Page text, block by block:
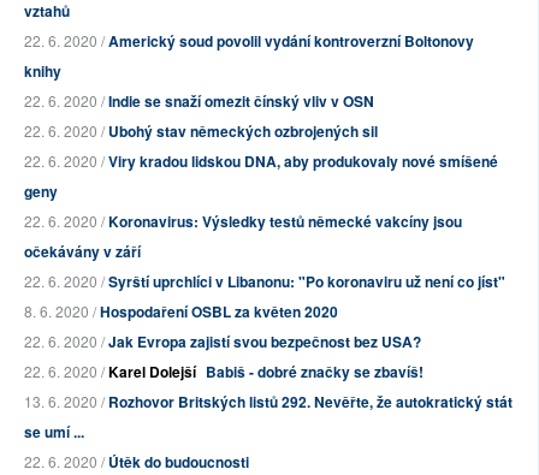
vztahů
22. 6. 2020 /Americký soud povolil vydání kontroverzní Boltonovy
knihy
22. 6. 2020 /Indie se snaží omezit čínský vliv v OSN
22. 6. 2020 /Ubohý stav německých ozbrojených sil
22. 6. 2020 /Viry kradou lidskou DNA, aby produkovaly nové smíšené
geny
22. 6. 2020 /Koronavirus: Výsledky testů německé vakcíny jsou
očekávány v září
22. 6. 2020 /Syrští uprchlíci v Libanonu: "Po koronaviru už není co jíst"
8. 6. 2020 /Hospodaření OSBL za květen 2020
22. 6. 2020 /Jak Evropa zajistí svou bezpečnost bez USA?
22. 6. 2020 /Karel Dolejší Babiš - dobré značky se zbavíš!
13. 6. 2020 /Rozhovor Britských listů 292. Nevěřte, že autokratický stát
se umí ...
22. 6. 2020 /Útěk do budoucnosti